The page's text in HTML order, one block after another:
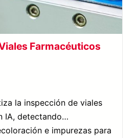
Farmacéuticos
la inspección de viales
IA, detectando
e impurezas para